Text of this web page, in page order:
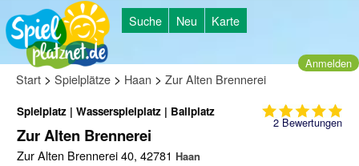
Suche Neu Karte
Anmelden
Start > Spielplätze > Haan > Zur Alten Brennerei
2Bewertungen
Spielplatz | Wasserspielplatz | Ballplatz
Zur Alten Brennerei
Zur Alten Brennerei 40, 42781 Haan